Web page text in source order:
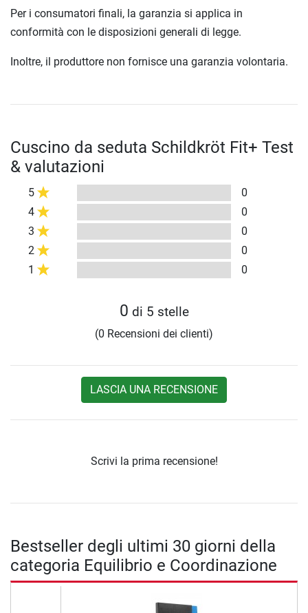
Per i consumatori finali, la garanzia si applica in
conformità con le disposizioni generali di legge.
Inoltre, il produttore non fornisce una garanzia volontaria.
Cuscino da seduta Schildkröt Fit+ Test
& valutazioni
5
0
4
0
3
0
2
0
1
0
0 di 5 stelle
(0 Recensioni dei clienti)
LASCIA UNA RECENSIONE
Scrivi la prima recensione!
Bestseller degli ultimi 30 giorni della
categoria Equilibrio e Coordinazione